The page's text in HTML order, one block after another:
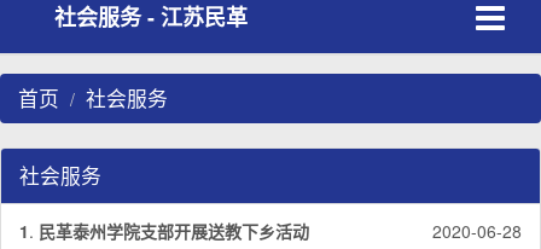
社会服务 - 江苏民革
首页 社会服务
社会服务
1. 民革泰州学院支部开展送教下乡活动 2020-06-28